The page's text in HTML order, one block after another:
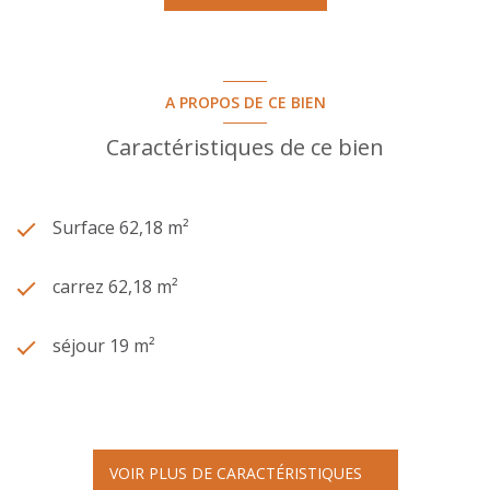
A PROPOS DE CE BIEN
Caractéristiques de ce bien
Surface 62,18 m²
carrez 62,18 m²
séjour 19 m²
1 salle(s) de bain
VOIR PLUS DE CARACTÉRISTIQUES